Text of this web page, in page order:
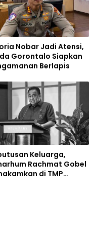
Nobar Jadi Atensi,
Gorontalo Siapkan
Berlapis
Keluarga,
Rachmat Gobel
di TMP